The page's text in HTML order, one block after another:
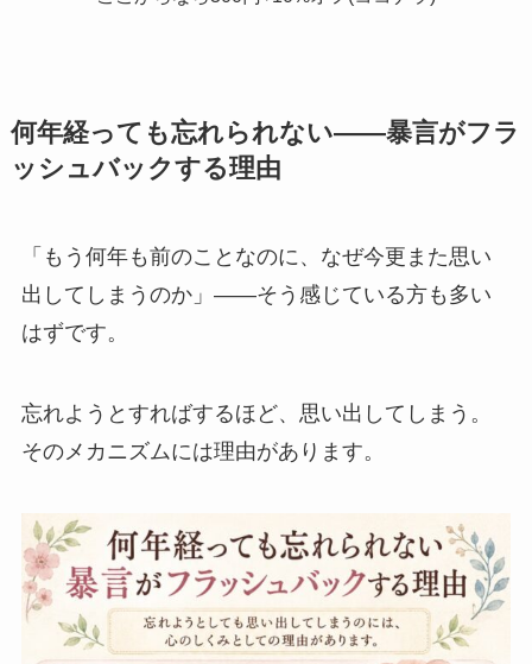
何年経っても忘れられない——暴言がフラ
ッシュバックする理由
「もう何年も前のことなのに、なぜ今更また思い
出してしまうのか」——そう感じている方も多い
はずです。
忘れようとすればするほど、思い出してしまう。
そのメカニズムには理由があります。